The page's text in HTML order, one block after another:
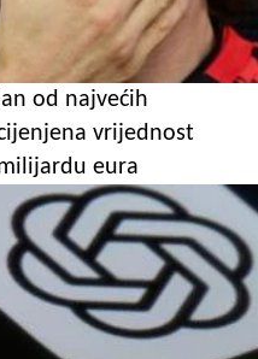
od najvećih
vrijednost
eura